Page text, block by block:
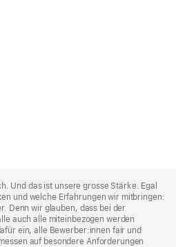
Und das ist unsere grosse Stärke. Egal
und welche Erfahrungen wir mitbringen:
Denn wir glauben, dass bei der
auch alle miteinbezogen werden
ein, alle Bewerber:innen fair und
auf besondere Anforderungen